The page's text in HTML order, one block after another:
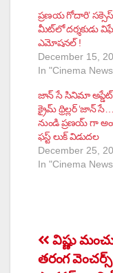
ప్రణయ గోదారి’ సక్సెస్
మీట్‌లో దర్శకుడు
ఎమోషనల్ !
December 15,
In "Cinema
జాన్ సే సినిమా
క్రైమ్ థ్రిల్లర్ ‘జాన్
నుండి ప్రణయ్ గా
ఫస్ట్ లుక్ విడుదల
December 25,
In "Cinema
Post
విష్ణు
తరంగ